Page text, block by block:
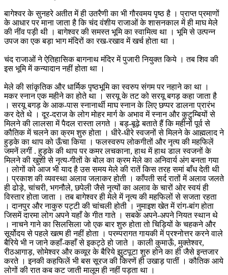
बागेश्वर के सुनहरे अतीत में ही उतरैणी का भी गौरवमय पृष्ठ है । प्राप्त प्रमाणों
के आधार पर माना जाता है कि चंद वंशीय राजाओं के शासनकाल में ही माघ मेले
की नींव पड़ी थी । बागेश्वर की समस्त भूमि का स्वामित्व था । भूमि से उत्पन्न
उपज का एक बड़ा भाग मंदिरों का रख-रखाव में खर्च होता था ।
चंद राजाओं ने ऐतिहासिक बागनाथ मंदिर में पुजारी नियुक्त किये । तब शिव की
इस भूमि में कन्यादान नहीं होता था ।
मेले की सांकृतिक और धार्मिक पृष्ठभूमि का स्वरुप संगम पर नहाने का था ।
मकर स्नान एक महीने का होते था । सरयू के तट को सरयू बगड़ कहा जाता है
। सरयू बगड़ के आक-पास स्नानार्थी माघ स्नान के लिए छप्पर डालना प्रारंभ
कर देते थे । दूर-दराज के लोग मोहर मार्ग के अभाव में स्नान और कुटुम्बियों से
मिलने की लालसा में पैदल रास्ता लगते । बड़-बूढ़े बताते हैं कि महीनों पूर्व से
कौतिक में चलने का क्रम शुरु होता । धीरे-धीरे स्वजनों से मिलने के आह्मलाद ने
हुड़के का थाप को ऊँचा किया । फलस्वरुप लोकगीतों और नृत्य की महफिलें
जमनें लगीं . हुड़के की थाप पर कमर लचकाना, हाथ में हाथ डाल स्वजनों के
मिलने की खुशी से नृत्य-गीतों के बोल का क्रम मेले का अनिवार्य अंग बनता गया
। लोगों को आज भी याद है उस समय मेले की रातें किस तरह समां बाँध देती थी
। प्रकाश की व्यवस्था अलाव जलाकर होती । काँपती सर्द रातों में अलाव जलते
ही ढोड़े, चांचरी, भगनौले, छपेली जैसे नृत्यों का अलाव के चारों ओर स्वयं ही
विस्तार होता जाता । तब बागेश्वर ही मेले में नृत्य की महफिलों से सजता रहता
। दानपुर और नाकुरु पट्टी की चांचली होती । नुमाइश खेत में रांग-बांग होता
जिसमें दारमा लोग अपने यहाँ के गीत गाते । सबके अपने-अपने नियत स्थान थे
। नाचने गाने का सिलसिला जो एक बार शुरु होता तो चिड़ियों के चहकने और
सूर्योदय से पहले खत्म ही नहीं होता । परम्परागत गायकी में प्रश्नोत्तर करने वाले
बैरिये भी न जाने कहाँ-कहाँ से इकट्ठे हो जाते । काली कुमाऊँ, मुक्तेश्वर,
रीठआगाड़, सोमेश्वर और कव्यूर के बैरिये झुटपूटा शुरु होने का ही जैसे इन्तजार
करते । इनकी कहफिलें भी बस सूरज की किरणें ही उखाड़ पातीं । कौतिक आये
लोगों की रात कब कट जाती मालूम ही नहीं पड़ता था ।